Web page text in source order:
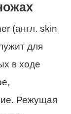
(англ. skin
для
в ходе
Режущая